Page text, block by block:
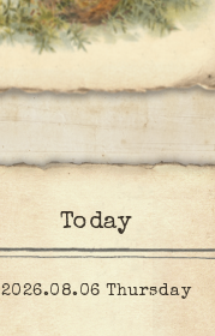
Today
2026.08.06 Thursday